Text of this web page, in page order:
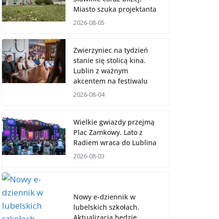
Miasto szuka projektanta
2026-08-05
Zwierzyniec na tydzień
stanie się stolicą kina.
Lublin z ważnym
akcentem na festiwalu
2026-08-04
Wielkie gwiazdy przejmą
Plac Zamkowy. Lato z
Radiem wraca do Lublina
2026-08-03
Nowy e-dziennik w
lubelskich szkołach.
Aktualizacja będzie